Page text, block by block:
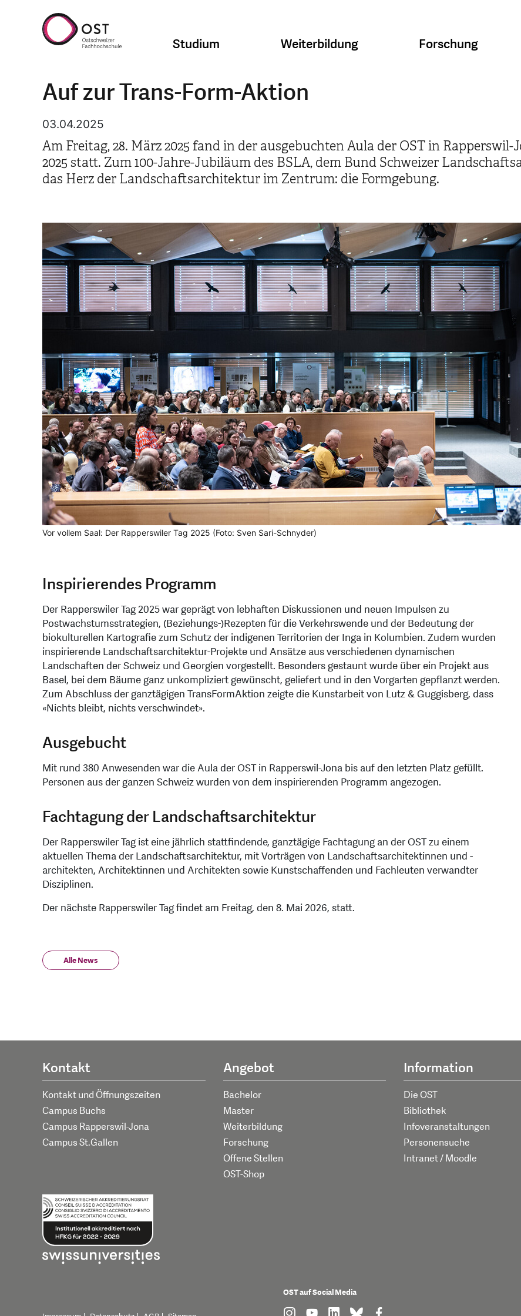
Studium Weiterbildung Forschung
Auf zur Trans-Form-Aktion
03.04.2025
Am Freitag, 28. März 2025 fand in der ausgebuchten Aula der OST in
2025 statt. Zum 100-Jahre-Jubiläum des BSLA, dem Bund Schweizer
das Herz der Landschaftsarchitektur im Zentrum: die Formgebung.
Vor vollem Saal: Der Rapperswiler Tag 2025 (Foto: Sven Sari-Schnyder)
Inspirierendes Programm
Der Rapperswiler Tag 2025 war geprägt von lebhaften Diskussionen und neuen Impulsen zu
Postwachstumsstrategien, (Beziehungs-)Rezepten für die Verkehrswende und der Bedeutung der
biokulturellen Kartografie zum Schutz der indigenen Territorien der Inga in Kolumbien. Zudem wurden
inspirierende Landschaftsarchitektur-Projekte und Ansätze aus verschiedenen dynamischen
Landschaften der Schweiz und Georgien vorgestellt. Besonders gestaunt wurde über ein Projekt aus
Basel, bei dem Bäume ganz unkompliziert gewünscht, geliefert und in den Vorgarten gepflanzt werden.
Zum Abschluss der ganztägigen TransFormAktion zeigte die Kunstarbeit von Lutz & Guggisberg, dass
«Nichts bleibt, nichts verschwindet».
Ausgebucht
Mit rund 380 Anwesenden war die Aula der OST in Rapperswil-Jona bis auf den letzten Platz gefüllt.
Personen aus der ganzen Schweiz wurden von dem inspirierenden Programm angezogen.
Fachtagung der Landschaftsarchitektur
Der Rapperswiler Tag ist eine jährlich stattfindende, ganztägige Fachtagung an der OST zu einem
aktuellen Thema der Landschaftsarchitektur, mit Vorträgen von Landschaftsarchitektinnen und -
architekten, Architektinnen und Architekten sowie Kunstschaffenden und Fachleuten verwandter
Disziplinen.
Der nächste Rapperswiler Tag findet am Freitag, den 8. Mai 2026, statt.
Alle News
Kontakt
Kontakt und Öffnungszeiten
Campus Buchs
Campus Rapperswil-Jona
Campus St.Gallen
Angebot
Bachelor
Master
Weiterbildung
Forschung
Offene Stellen
OST-Shop
Information
Die OST
Bibliothek
Infoveranstaltungen
Personensuche
Intranet / Moodle
OST auf Social Media